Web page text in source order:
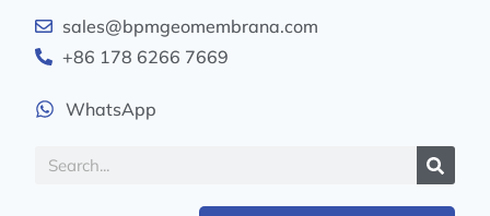
sales@bpmgeomembrana.com
+86 178 6266 7669
WhatsApp